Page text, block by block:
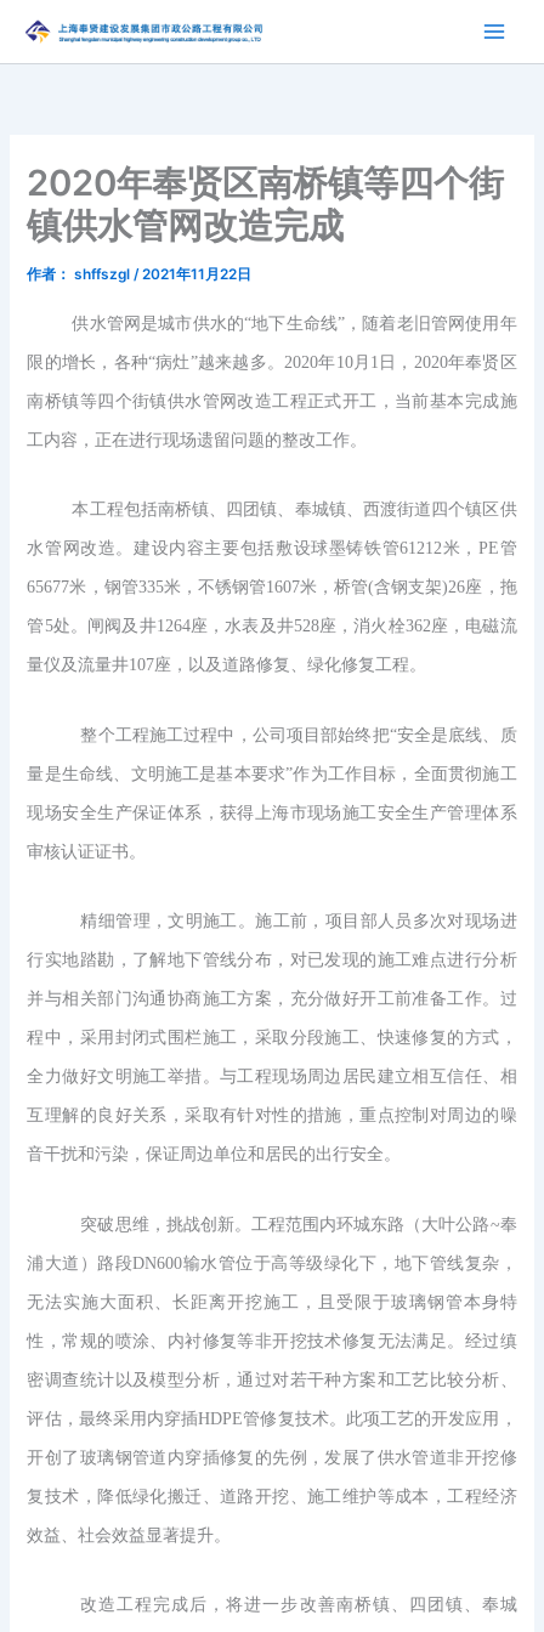
内
2020年奉贤区南桥镇等四个街
镇供水管网改造完成
作者： shffszgl/2021年11月22日
供水管网是城市供水的“地下生命线”，随着老旧管网使用年
限的增长，各种“病灶”越来越多。2020年10月1日，2020年奉贤区
南桥镇等四个街镇供水管网改造工程正式开工，当前基本完成施
工内容，正在进行现场遗留问题的整改工作。
本工程包括南桥镇、四团镇、奉城镇、西渡街道四个镇区供
水管网改造。建设内容主要包括敷设球墨铸铁管61212米，PE管
65677米，钢管335米，不锈钢管1607米，桥管(含钢支架)26座，拖
管5处。闸阀及井1264座，水表及井528座，消火栓362座，电磁流
量仪及流量井107座，以及道路修复、绿化修复工程。
整个工程施工过程中，公司项目部始终把“安全是底线、质
量是生命线、文明施工是基本要求”作为工作目标，全面贯彻施工
现场安全生产保证体系，获得上海市现场施工安全生产管理体系
审核认证证书。
精细管理，文明施工。施工前，项目部人员多次对现场进
行实地踏勘，了解地下管线分布，对已发现的施工难点进行分析
并与相关部门沟通协商施工方案，充分做好开工前准备工作。过
程中，采用封闭式围栏施工，采取分段施工、快速修复的方式，
全力做好文明施工举措。与工程现场周边居民建立相互信任、相
互理解的良好关系，采取有针对性的措施，重点控制对周边的噪
音干扰和污染，保证周边单位和居民的出行安全。
突破思维，挑战创新。工程范围内环城东路（大叶公路~奉
浦大道）路段DN600输水管位于高等级绿化下，地下管线复杂，
无法实施大面积、长距离开挖施工，且受限于玻璃钢管本身特
性，常规的喷涂、内衬修复等非开挖技术修复无法满足。经过缜
密调查统计以及模型分析，通过对若干种方案和工艺比较分析、
评估，最终采用内穿插HDPE管修复技术。此项工艺的开发应用，
开创了玻璃钢管道内穿插修复的先例，发展了供水管道非开挖修
复技术，降低绿化搬迁、道路开挖、施工维护等成本，工程经济
效益、社会效益显著提升。
改造工程完成后，将进一步改善南桥镇、四团镇、奉城